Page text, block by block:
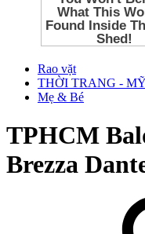
Rao vặt
THỜI TRANG -
Mẹ & Bé
TPHCM
Brezza